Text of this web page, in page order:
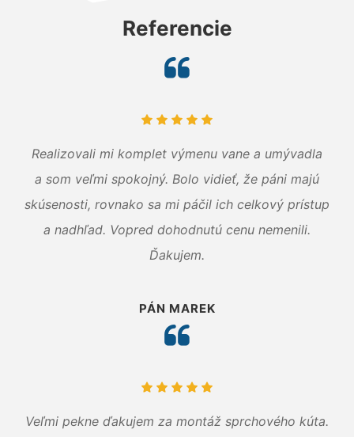
Referencie
Realizovali mi komplet výmenu vane a umývadla
a som veľmi spokojný. Bolo vidieť, že páni majú
skúsenosti, rovnako sa mi páčil ich celkový prístup
a nadhľad. Vopred dohodnutú cenu nemenili.
Ďakujem.
PÁN MAREK
Veľmi pekne ďakujem za montáž sprchového kúta.